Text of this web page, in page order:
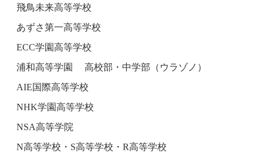
飛鳥未来高等学校
あずさ第一高等学校
ECC学園高等学校
浦和高等学園 高校部・中学部（ウラゾノ）
AIE国際高等学校
NHK学園高等学校
NSA高等学院
N高等学校・S高等学校・R高等学校